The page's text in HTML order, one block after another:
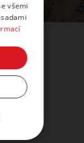
všemi